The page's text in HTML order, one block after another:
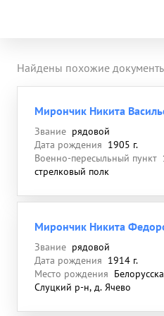
Найдены похожие
Мирончик Никита
Звание рядовой
Дата рождения 1905 г.
Военно-пересыльный пункт
стрелковый полк
Мирончик Никита
Звание рядовой
Дата рождения 1914 г.
Место рождения
Слуцкий р-н, д. Ячево